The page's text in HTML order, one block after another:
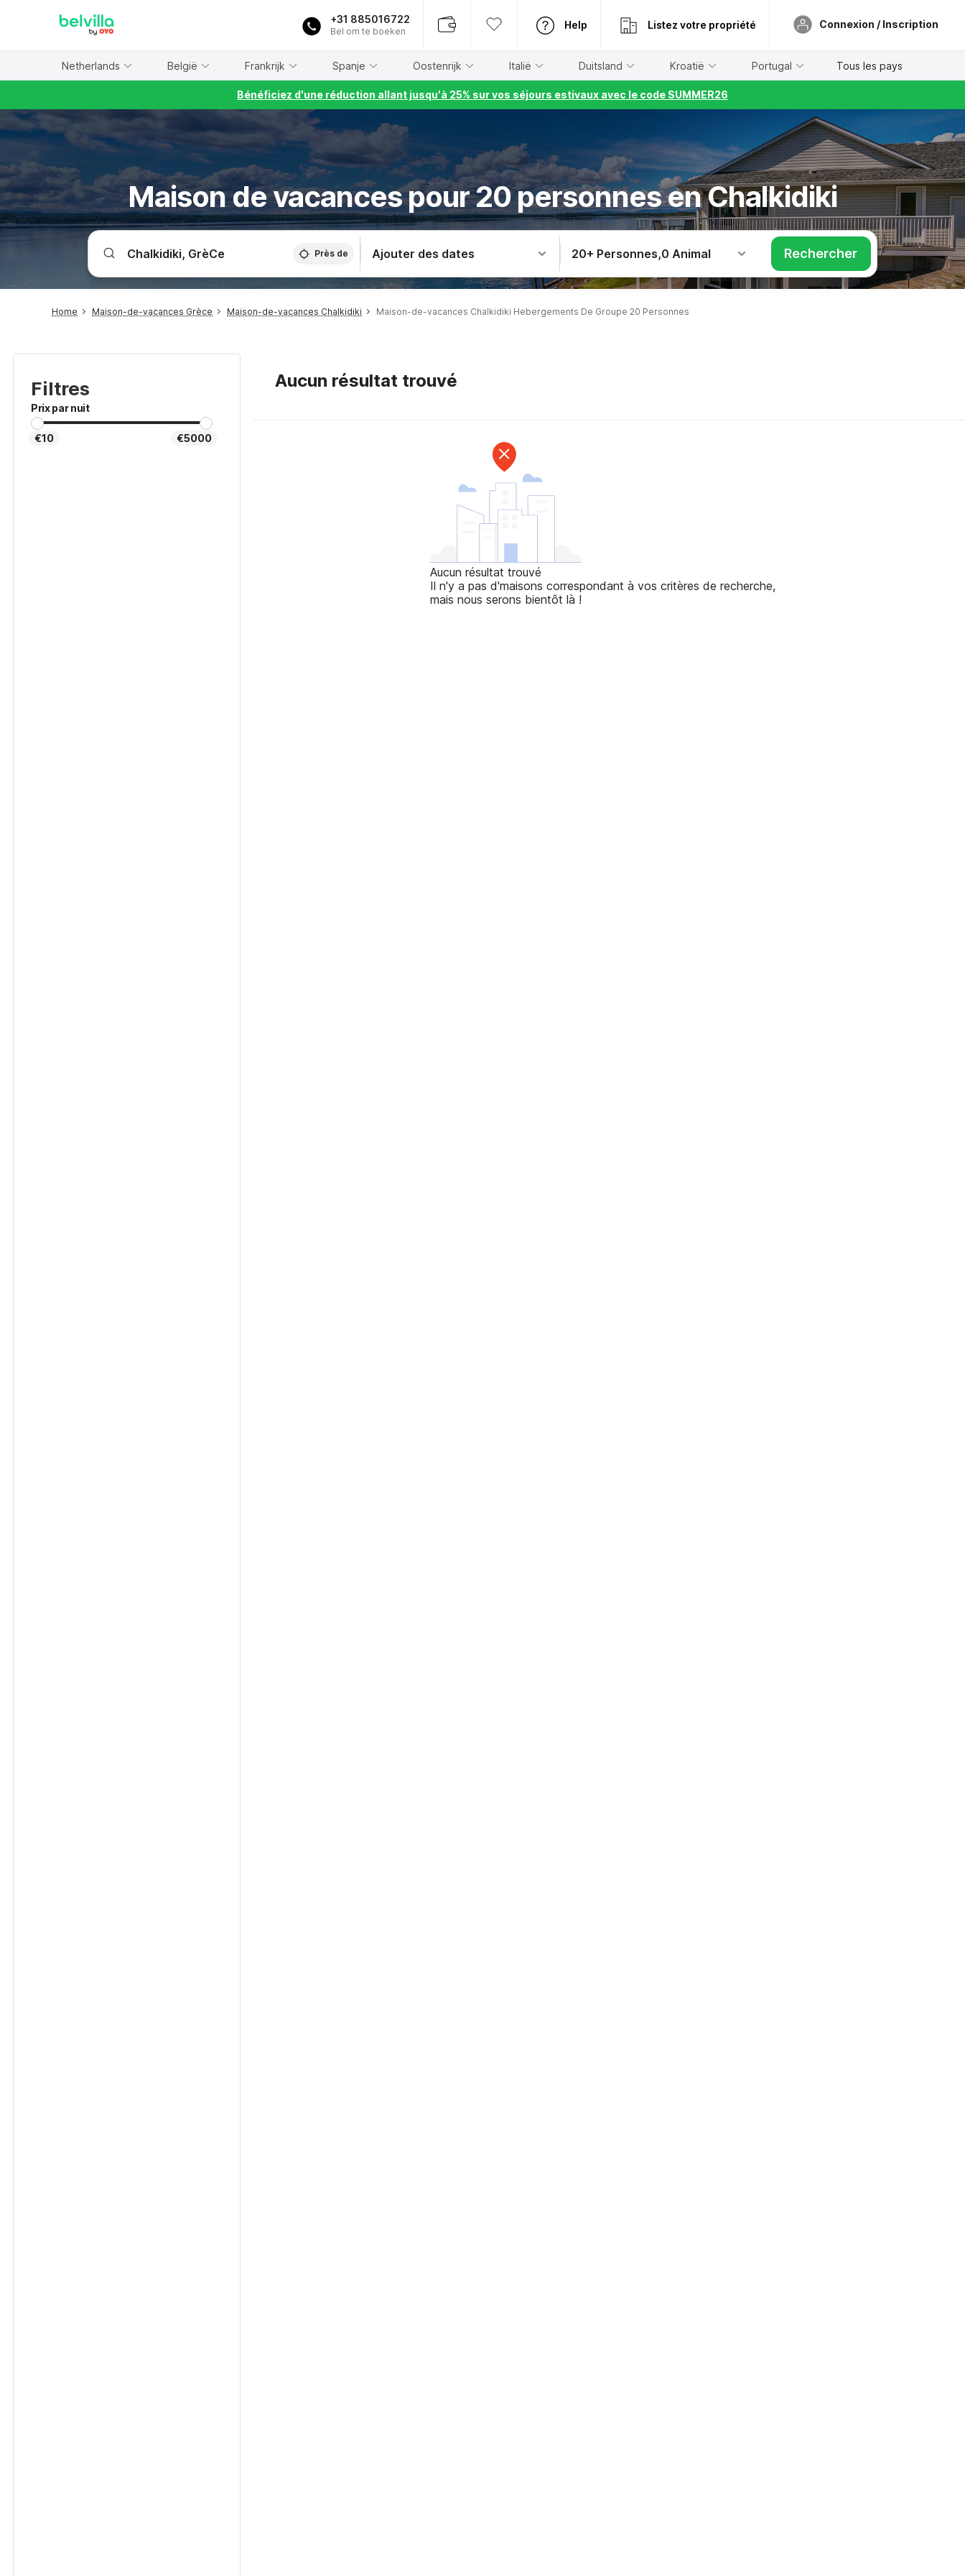
+31 885016722
Bel om te boeken
Help Listez votre propriété Connexion / Inscription
Netherlands België Frankrijk Spanje Oostenrijk Italië Duitsland Kroatië Portugal Tous les pays
Bénéficiez d'une réduction allant jusqu'à 25% sur vos séjours estivaux avec le code SUMMER26
Maison de vacances pour 20 personnes en Chalkidiki
Près de Ajouter des dates 20+ Personnes,0 Animal Rechercher
Home Maison-de-vacances Grèce Maison-de-vacances Chalkidiki Maison-de-vacances Chalkidiki Hebergements De Groupe 20 Personnes
Filtres
Prix par nuit
€10 €5000
Aucun résultat trouvé
Aucun résultat trouvé
Il n'y a pas d'maisons correspondant à vos critères de recherche,
mais nous serons bientôt là !